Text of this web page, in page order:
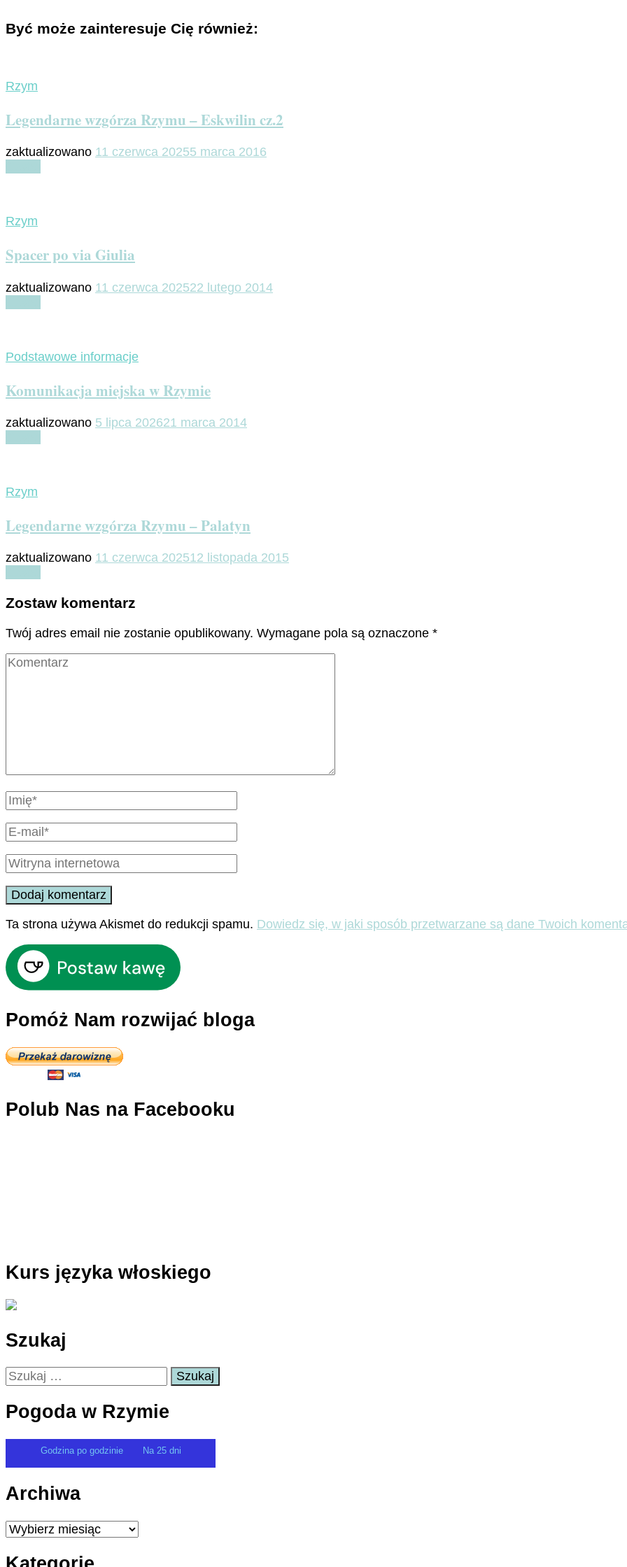
Być może zainteresuje Cię również:
Rzym
Legendarne wzgórza Rzymu – Eskwilin cz.2
zaktualizowano 11 czerwca 20255 marca 2016
Rzym
Spacer po via Giulia
zaktualizowano 11 czerwca 202522 lutego 2014
Podstawowe informacje
Komunikacja miejska w Rzymie
zaktualizowano 5 lipca 202621 marca 2014
Rzym
Legendarne wzgórza Rzymu – Palatyn
zaktualizowano 11 czerwca 202512 listopada 2015
Zostaw komentarz
Twój adres email nie zostanie opublikowany. Wymagane pola są oznaczone *
Ta strona używa Akismet do redukcji spamu. Dowiedz się, w jaki sposób przetwarzane są dane Twoich
Pomóż Nam rozwijać bloga
Polub Nas na Facebooku
Kurs języka włoskiego
Szukaj
Szukaj:
Pogoda w Rzymie
Godzina po godzinie Na 25 dni
Archiwa
Archiwa